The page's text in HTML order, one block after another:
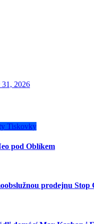
31, 2026
Tiskovky
pod Oblíkem
prodejnu Stop